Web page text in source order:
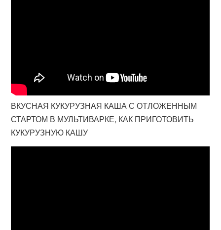
ВКУСНАЯ КУКУРУЗНАЯ КАША С ОТЛОЖЕННЫМ
СТАРТОМ В МУЛЬТИВАРКЕ, КАК ПРИГОТОВИТЬ
КУКУРУЗНУЮ КАШУ